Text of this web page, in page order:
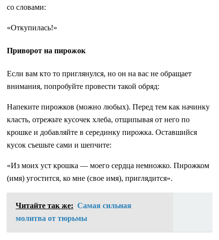
со словами:
«Откупилась!»
Приворот на пирожок
Если вам кто то приглянулся, но он на вас не обращает
внимания, попробуйте провести такой обряд:
Напеките пирожков (можно любых). Пе­ред тем как начинку
класть, отрежьте кусо­чек хлеба, отщипывая от него по
крошке и добавляйте в серединку пирожка. Остав­шийся
кусок съешьте сами и шепчите:
«Из моих уст крошка — моего сердца немножко. Пирожком
(имя) угостится, ко мне (свое имя), приглядится».
Читайте так же: Самая сильная
молитва от тюрьмы